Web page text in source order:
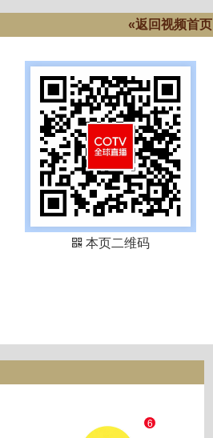
«返回视频首页
本页二维码
6